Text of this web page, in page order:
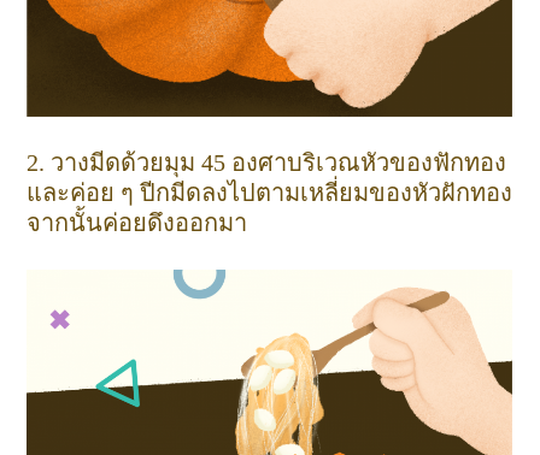
2. วางมีดด้วยมุม 45 องศาบริเวณหัวของฟักทอง
และค่อย ๆ ปีกมีดลงไปตามเหลี่ยมของหัวฝักทอง
จากนั้นค่อยดึงออกมา